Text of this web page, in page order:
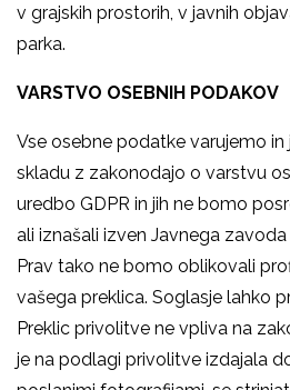
v grajskih prostorih, v javnih
parka.
VARSTVO OSEBNIH PODAKOV
Vse osebne podatke varujemo
skladu z zakonodajo o varstvu
uredbo GDPR in jih ne bomo
ali iznašali izven Javnega zavoda
Prav tako ne bomo oblikovali
vašega preklica. Soglasje lahko
Preklic privolitve ne vpliva na
je na podlagi privolitve izdajala